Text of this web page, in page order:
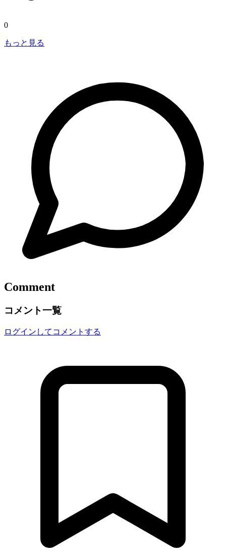
0
もっと見る
Comment
コメント一覧
ログインしてコメントする